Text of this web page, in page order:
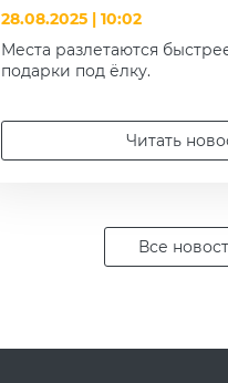
28.08.2025 | 10:02
Места разлетаются
подарки под ёлку.
Читать
Все